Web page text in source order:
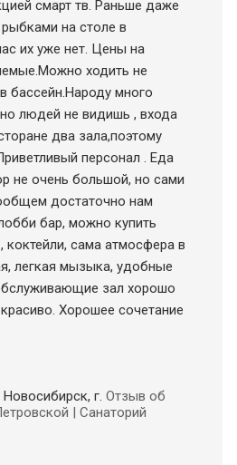
смарт тв. Раньше даже
на столе в
их уже нет. Цены на
ходить не
бассейн.Народу много
людей не видишь , входа
два зала,поэтому
персонал . Еда
не очень большой, но сами
достаточно нам
бар, можно купить
сама атмосфера в
легкая мызыка, удобные
зал хорошо
Хорошее сочетание
Новосибирск, г. Отзыв об
| Санаторий